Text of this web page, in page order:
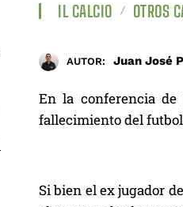
IL CALCIO OTROS
AUTOR: Juan José
En la conferencia de
fallecimiento del
Si bien el ex jugador